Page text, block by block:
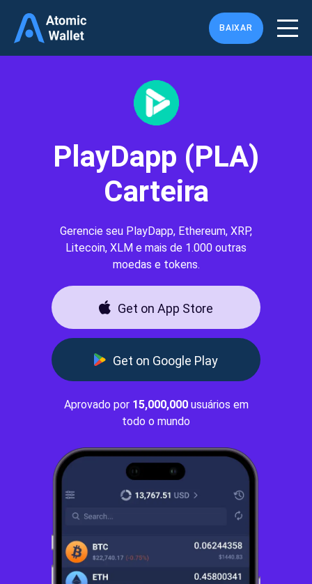
BAIXAR
PlayDapp (PLA)
Carteira
Gerencie seu PlayDapp, Ethereum, XRP,
Litecoin, XLM e mais de 1.000 outras
moedas e tokens.
Get on App Store
Get on Google Play
Aprovado por 15,000,000usuários em
todo o mundo